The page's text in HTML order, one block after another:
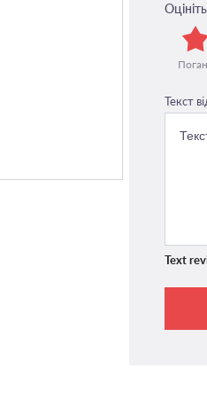
Текст
Text